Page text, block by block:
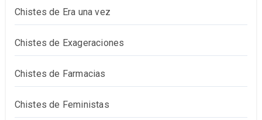
Chistes de Era una vez
Chistes de Exageraciones
Chistes de Farmacias
Chistes de Feministas